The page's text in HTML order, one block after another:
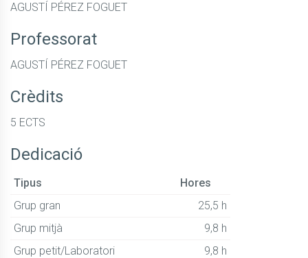
AGUSTÍ PÉREZ FOGUET
Professorat
AGUSTÍ PÉREZ FOGUET
Crèdits
5 ECTS
Dedicació
Tipus
Hores
Grup gran
25,5 h
Grup mitjà
9,8 h
Grup petit/Laboratori
9,8 h